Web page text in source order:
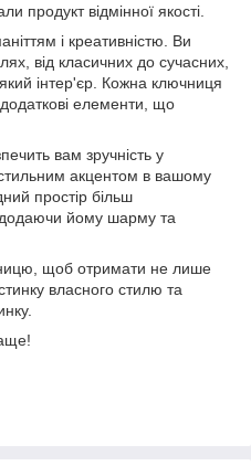
продукт відмінної якості.
і креативністю. Ви
від класичних до сучасних,
інтер'єр. Кожна ключниця
додаткові елементи, що
вам зручність у
стильним акцентом в вашому
простір більш
додаючи йому шарму та
щоб отримати не лише
власного стилю та